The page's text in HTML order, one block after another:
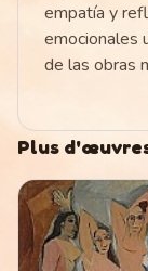
empatía y
emocionales
de las obras
Plus